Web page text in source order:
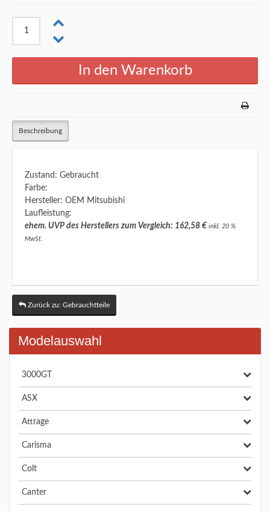
Beschreibung
Zustand: Gebraucht
Farbe:
Hersteller: OEM Mitsubishi
Laufleistung:
ehem. UVP des Herstellers zum Vergleich: 162,58 € inkl. 20 %
MwSt.
Zurück zu: Gebrauchtteile
Modelauswahl
3000GT
ASX
Attrage
Carisma
Colt
Canter